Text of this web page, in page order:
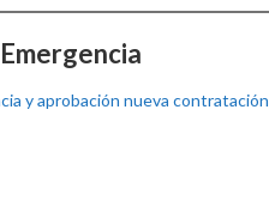
y aprobación nueva contratación